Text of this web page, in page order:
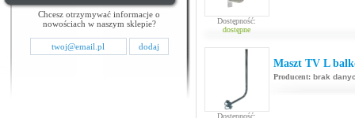
Chcesz otrzymywać informacje o
nowościach w naszym sklepie?
Dostępność:
dostępne
Dostępność:
Maszt TV L
Producent: brak